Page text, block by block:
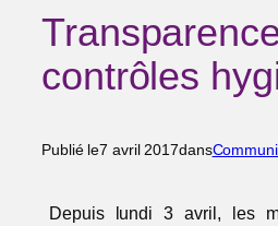
contrôles
Publié le7 avril 2017dans
Depuis lundi 3 avril, les